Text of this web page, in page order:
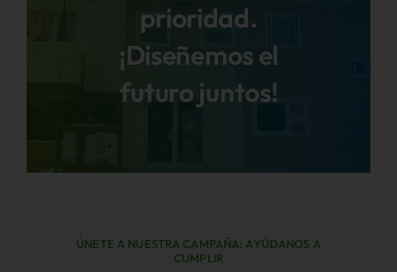
Buscar:
prioridad.
¡Diseñemos el
futuro juntos!
ÚNETE A NUESTRA CAMPAÑA: AYÚDANOS A
CUMPLIR